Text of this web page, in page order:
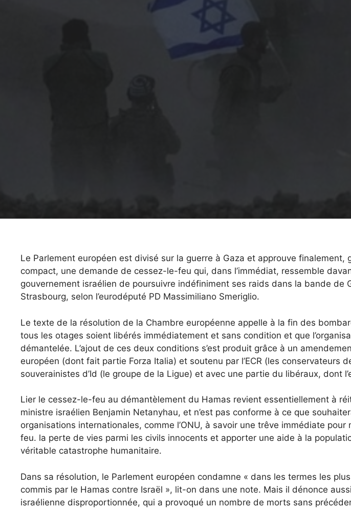
Le Parlement européen est divisé sur la guerre à Gaza et approuve finalement,
compact, une demande de cessez-le-feu qui, dans l’immédiat, ressemble
gouvernement israélien de poursuivre indéfiniment ses raids dans la bande de
Strasbourg, selon l’eurodéputé PD Massimiliano Smeriglio.
Le texte de la résolution de la Chambre européenne appelle à la fin des
tous les otages soient libérés immédiatement et sans condition et que
démantelée. L’ajout de ces deux conditions s’est produit grâce à un
européen (dont fait partie Forza Italia) et soutenu par l’ECR (les conservateurs
souverainistes d’Id (le groupe de la Ligue) et avec une partie du libéraux, dont
Lier le cessez-le-feu au démantèlement du Hamas revient essentiellement à
ministre israélien Benjamin Netanyhau, et n’est pas conforme à ce que
organisations internationales, comme l’ONU, à savoir une trêve immédiate
feu. la perte de vies parmi les civils innocents et apporter une aide à la
véritable catastrophe humanitaire.
Dans sa résolution, le Parlement européen condamne « dans les termes les
commis par le Hamas contre Israël », lit-on dans une note. Mais il dénonce
israélienne disproportionnée, qui a provoqué un nombre de morts sans